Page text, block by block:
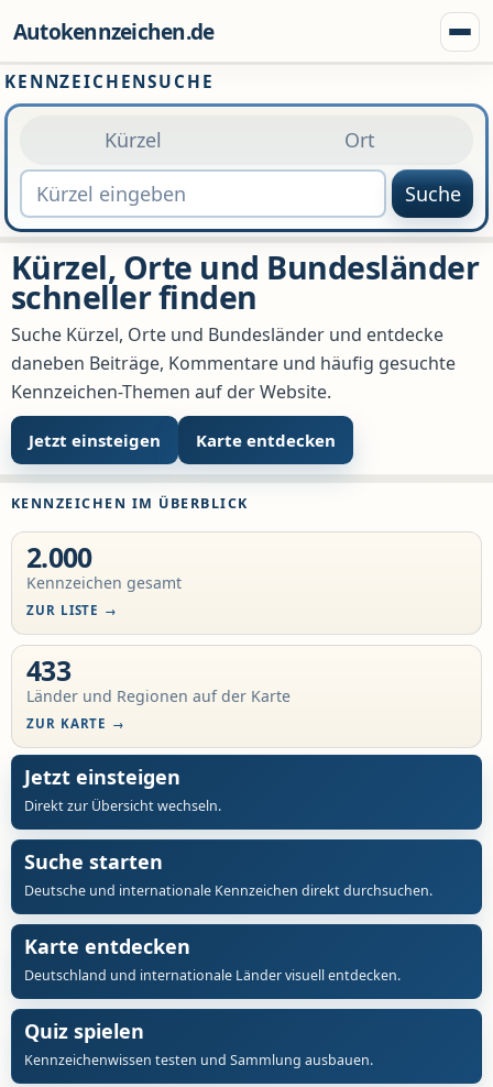
Autokennzeichen.de
KENNZEICHENSUCHE
Kürzel Ort
Suche
Kürzel, Orte und Bundesländer
schneller finden
Suche Kürzel, Orte und Bundesländer und entdecke
daneben Beiträge, Kommentare und häufig gesuchte
Kennzeichen-Themen auf der Website.
Jetzt einsteigen Karte entdecken
KENNZEICHEN IM ÜBERBLICK
2.000
Kennzeichen gesamt
ZUR LISTE
433
Länder und Regionen auf der Karte
ZUR KARTE
Jetzt einsteigen
Direkt zur Übersicht wechseln.
Suche starten
Deutsche und internationale Kennzeichen direkt durchsuchen.
Karte entdecken
Deutschland und internationale Länder visuell entdecken.
Quiz spielen
Kennzeichenwissen testen und Sammlung ausbauen.